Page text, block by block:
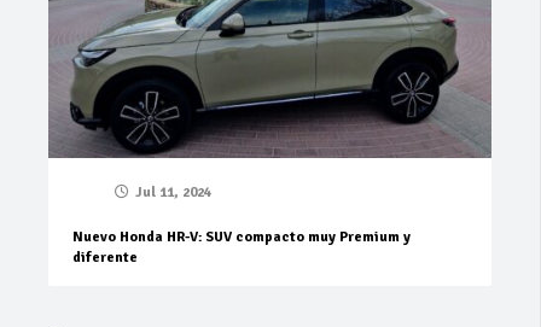
Jul 11, 2024
Nuevo Honda HR-V: SUV compacto muy Premium y
diferente